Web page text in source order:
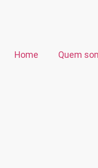
Home Quem